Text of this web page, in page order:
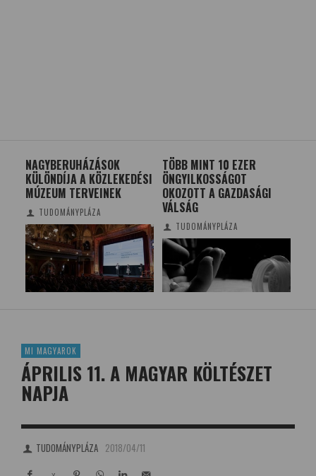
NAGYBERUHÁZÁSOK
KÜLÖNDÍJA A KÖZLEKEDÉSI
MÚZEUM TERVEINEK
TUDOMÁNYPLÁZA
TÖBB MINT 10 EZER
ÖNGYILKOSSÁGOT
OKOZOTT A GAZDASÁGI
VÁLSÁG
TUDOMÁNYPLÁZA
MI MAGYAROK
ÁPRILIS 11. A MAGYAR KÖLTÉSZET
NAPJA
TUDOMÁNYPLÁZA 2018/04/11